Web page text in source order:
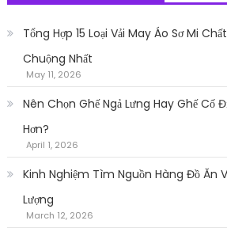
Tổng Hợp 15 Loại Vải May Áo Sơ Mi
Chuộng Nhất
May 11, 2026
Nên Chọn Ghế Ngả Lưng Hay Ghế Cố
Hơn?
April 1, 2026
Kinh Nghiệm Tìm Nguồn Hàng Đồ Ăn
Lượng
March 12, 2026